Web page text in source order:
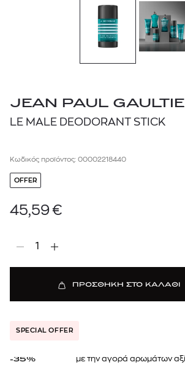
JEAN PAUL
LE MALE DEODORANT STICK
Κωδικός προϊόντος: 00002218440
OFFER
45,59€
1
ΠΡΟΣΘΗΚΗ ΣΤΟ ΚΑΛΑΘΙ
SPECIAL OFFER
-35%
με την αγορά αρωμάτων